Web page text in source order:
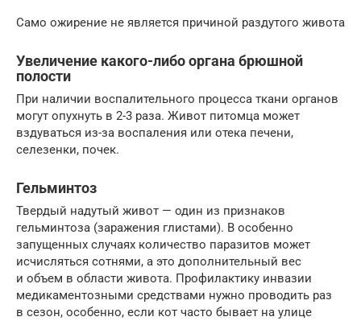
Само ожирение не является причиной раздутого живота
Увеличение какого-либо органа брюшной
полости
При наличии воспалительного процесса ткани органов
могут опухнуть в 2-3 раза. Живот питомца может
вздуваться из-за воспаления или отека печени,
селезенки, почек.
Гельминтоз
Твердый надутый живот — один из признаков
гельминтоза (заражения глистами). В особенно
запущенных случаях количество паразитов может
исчисляться сотнями, а это дополнительный вес
и объем в области живота. Профилактику инвазии
медикаментозными средствами нужно проводить раз
в сезон, особенно, если кот часто бывает на улице